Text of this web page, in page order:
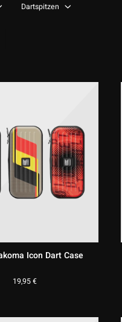
Dartspitzen
Icon Dart Case
19,95€